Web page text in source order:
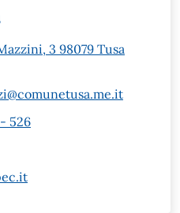
3 98079 Tusa
526